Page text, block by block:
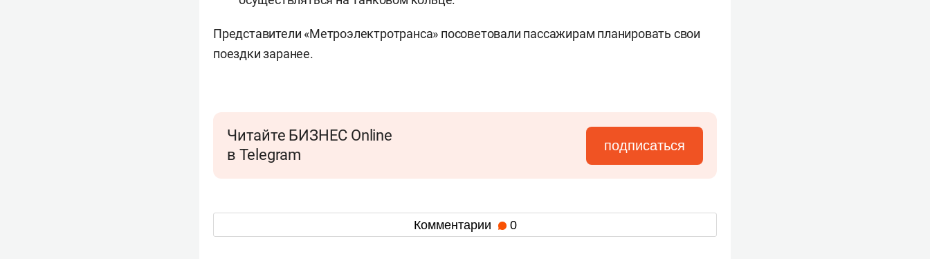
Представители «Метроэлектротранса» посоветовали пассажирам планировать свои
поездки заранее.
Читайте БИЗНЕС Online
в Telegram
подписаться
Комментарии 0